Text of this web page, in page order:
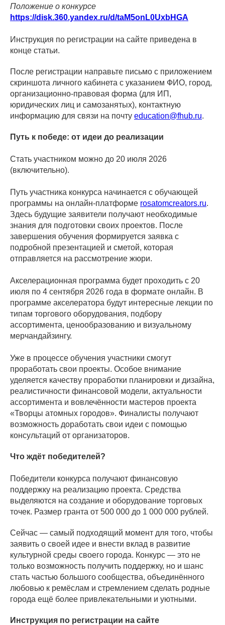
Положение о конкурсе
https://disk.360.yandex.ru/d/taM5onL0UxbHGA
Инструкция по регистрации на сайте приведена в
конце статьи.
После регистрации направьте письмо с приложением
скриншота личного кабинета с указанием ФИО, город,
организационно-правовая форма (для ИП,
юридических лиц и самозанятых), контактную
информацию для связи на почту education@fhub.ru.
Путь к победе: от идеи до реализации
Стать участником можно до 20 июля 2026
(включительно).
Путь участника конкурса начинается с обучающей
программы на онлайн-платформе rosatomcreators.ru.
Здесь будущие заявители получают необходимые
знания для подготовки своих проектов. После
завершения обучения формируется заявка с
подробной презентацией и сметой, которая
отправляется на рассмотрение жюри.
Акселерационная программа будет проходить с 20
июля по 4 сентября 2026 года в формате онлайн. В
программе акселератора будут интересные лекции по
типам торгового оборудования, подбору
ассортимента, ценообразованию и визуальному
мерчандайзингу.
Уже в процессе обучения участники смогут
проработать свои проекты. Особое внимание
уделяется качеству проработки планировки и дизайна,
реалистичности финансовой модели, актуальности
ассортимента и вовлечённости мастеров проекта
«Творцы атомных городов». Финалисты получают
возможность доработать свои идеи с помощью
консультаций от организаторов.
Что ждёт победителей?
Победители конкурса получают финансовую
поддержку на реализацию проекта. Средства
выделяются на создание и оборудование торговых
точек. Размер гранта от 500 000 до 1 000 000 рублей.
Сейчас — самый подходящий момент для того, чтобы
заявить о своей идее и внести вклад в развитие
культурной среды своего города. Конкурс — это не
только возможность получить поддержку, но и шанс
стать частью большого сообщества, объединённого
любовью к ремёслам и стремлением сделать родные
города ещё более привлекательными и уютными.
Инструкция по регистрации на сайте